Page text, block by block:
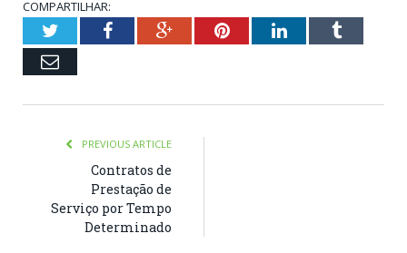
COMPARTILHAR:
TwitterFacebookGoogle+PinterestLinkedInTumblr
Email
PREVIOUS ARTICLE
Contratos de
Prestação de
Serviço por Tempo
Determinado